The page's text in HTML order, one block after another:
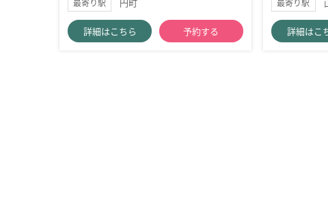
最寄り駅
詳細はこちら 予約する
最寄り駅
詳細はこ